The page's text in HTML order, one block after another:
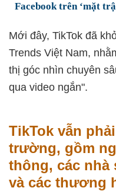
Facebook trên ‘mặt
Mới đây, TikTok đã
Trends Việt Nam,
thị góc nhìn chuyên
qua video ngắn".
TikTok vẫn
trường, gồm
thông, các nhà
và các thương